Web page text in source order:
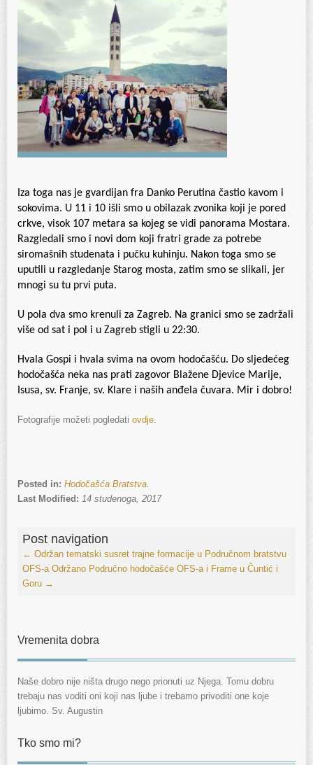
Iza toga nas je gvardijan fra Danko Perutina častio kavom i
sokovima. U 11 i 10 išli smo u obilazak zvonika koji je pored
crkve, visok 107 metara sa kojeg se vidi panorama Mostara.
Razgledali smo i novi dom koji fratri grade za potrebe
siromašnih studenata i pučku kuhinju. Nakon toga smo se
uputili u razgledanje Starog mosta, zatim smo se slikali, jer
mnogi su tu prvi puta.
U pola dva smo krenuli za Zagreb. Na granici smo se zadržali
više od sat i pol i u Zagreb stigli u 22:30.
Hvala Gospi i hvala svima na ovom hodočašću. Do sljedećeg
hodočašća neka nas prati zagovor Blažene Djevice Marije,
Isusa, sv. Franje, sv. Klare i naših anđela čuvara. Mir i dobro!
Fotografije možeti pogledati ovdje
Posted in: Hodočašća Bratstva
Last Modified: 14 studenoga, 2017
Post navigation
← Održan tematski susret trajne formacije u Područnom bratstvu
OFS-a Održano Područno hodočašće OFS-a i Frame u Čuntić i
Goru →
Vremenita dobra
Naše dobro nije ništa drugo nego prionuti uz Njega. Tomu dobru
trebaju nas voditi oni koji nas ljube i trebamo privoditi one koje
ljubimo. Sv. Augustin
Tko smo mi?